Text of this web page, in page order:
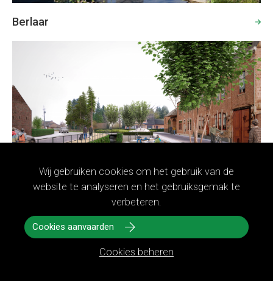
Wij gebruiken cookies om het gebruik van de
website te analyseren en het gebruiksgemak te
verbeteren.
Cookies aanvaarden
Cookies beheren
Berlaar
De Voer